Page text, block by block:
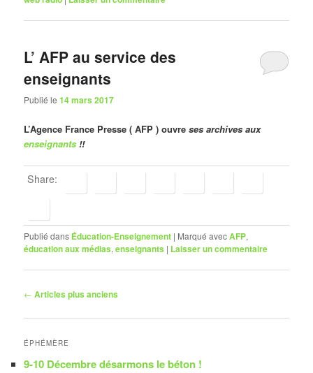
L’ AFP au service des
enseignants
Publié le14 mars 2017
L’Agence France Presse ( AFP ) ouvreses archives aux
enseignants !!
Share:
Publié dans Éducation-Enseignement | Marqué avecAFP,
éducation aux médias,enseignants | Laisser un commentaire
Navigation
articles
← Articles plus anciens
ÉPHÉMÈRE
9-10 Décembre désarmons le béton !